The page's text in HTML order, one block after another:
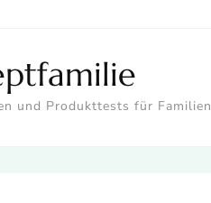
und Produkttests für Familien